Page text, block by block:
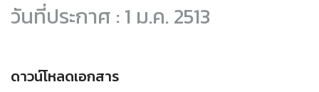
วันที่ประกาศ : 1 ม.ค. 2513
ดาวน์โหลดเอกสาร